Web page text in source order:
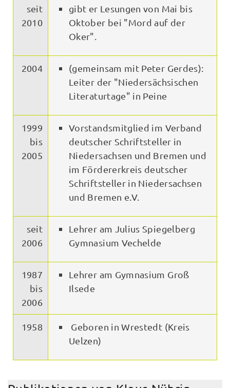
seit
2010
gibt er Lesungen von Mai bis
Oktober bei "Mord auf der
Oker".
2004
(gemeinsam mit Peter Gerdes):
Leiter der "Niedersächsischen
Literaturtage" in Peine
1999
bis
2005
Vorstandsmitglied im Verband
deutscher Schriftsteller in
Niedersachsen und Bremen und
im Fördererkreis deutscher
Schriftsteller in Niedersachsen
und Bremen e.V.
seit
2006
Lehrer am Julius Spiegelberg
Gymnasium Vechelde
1987
bis
2006
Lehrer am Gymnasium Groß
Ilsede
1958
Geboren in Wrestedt (Kreis
Uelzen)